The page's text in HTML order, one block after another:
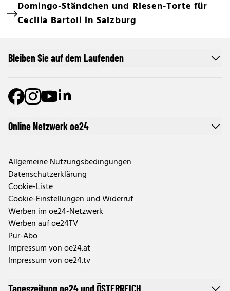
Domingo-Ständchen und Riesen-Torte für
Cecilia Bartoli in Salzburg
Online Netzwerk oe24
Allgemeine Nutzungsbedingungen
Datenschutzerklärung
Cookie-Liste
Cookie-Einstellungen und Widerruf
Werben im oe24-Netzwerk
Werben auf oe24TV
Pur-Abo
Impressum von oe24.at
Impressum von oe24.tv
Bleiben Sie auf dem Laufenden